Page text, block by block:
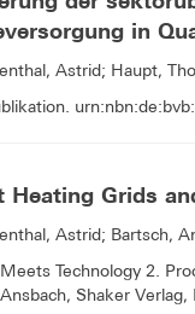
in
Astrid; Haupt,
Heating Grids
Astrid; Bartsch,
Technology 2.
Shaker Verlag,